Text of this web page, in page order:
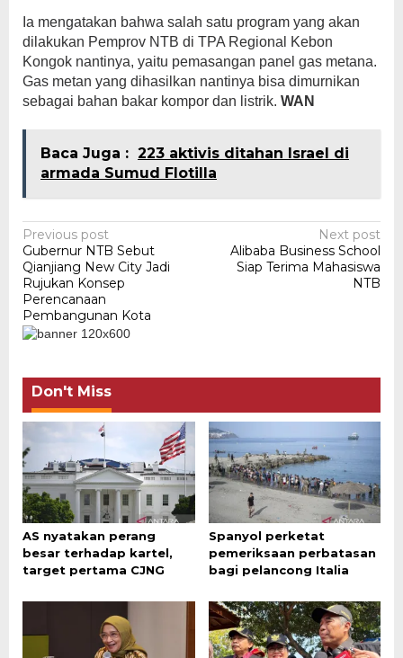
Ia mengatakan bahwa salah satu program yang akan
dilakukan Pemprov NTB di TPA Regional Kebon
Kongok nantinya, yaitu pemasangan panel gas metana.
Gas metan yang dihasilkan nantinya bisa dimurnikan
sebagai bahan bakar kompor dan listrik. WAN
Baca Juga : 223 aktivis ditahan Israel di
armada Sumud Flotilla
Post
navigation
Previous post
Gubernur NTB Sebut
Qianjiang New City Jadi
Rujukan Konsep
Perencanaan
Pembangunan Kota
Next post
Alibaba Business School
Siap Terima Mahasiswa
NTB
Don't Miss
AS nyatakan perang
besar terhadap kartel,
target pertama CJNG
Spanyol perketat
pemeriksaan perbatasan
bagi pelancong Italia